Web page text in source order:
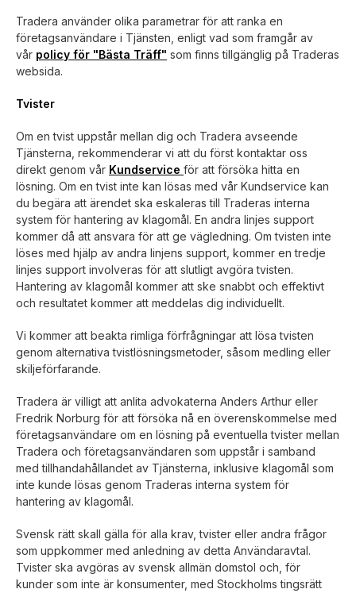
Tradera använder olika parametrar för att ranka en
företagsanvändare i Tjänsten, enligt vad som framgår av
vår policy för "Bästa Träff" som finns tillgänglig på Traderas
websida.
Tvister
Om en tvist uppstår mellan dig och Tradera avseende
Tjänsterna, rekommenderar vi att du först kontaktar oss
direkt genom vår Kundservice för att försöka hitta en
lösning. Om en tvist inte kan lösas med vår Kundservice kan
du begära att ärendet ska eskaleras till Traderas interna
system för hantering av klagomål. En andra linjes support
kommer då att ansvara för att ge vägledning. Om tvisten inte
löses med hjälp av andra linjens support, kommer en tredje
linjes support involveras för att slutligt avgöra tvisten.
Hantering av klagomål kommer att ske snabbt och effektivt
och resultatet kommer att meddelas dig individuellt.
Vi kommer att beakta rimliga förfrågningar att lösa tvisten
genom alternativa tvistlösningsmetoder, såsom medling eller
skiljeförfarande.
Tradera är villigt att anlita advokaterna Anders Arthur eller
Fredrik Norburg för att försöka nå en överenskommelse med
företagsanvändare om en lösning på eventuella tvister mellan
Tradera och företagsanvändaren som uppstår i samband
med tillhandahållandet av Tjänsterna, inklusive klagomål som
inte kunde lösas genom Traderas interna system för
hantering av klagomål.
Svensk rätt skall gälla för alla krav, tvister eller andra frågor
som uppkommer med anledning av detta Användaravtal.
Tvister ska avgöras av svensk allmän domstol och, för
kunder som inte är konsumenter, med Stockholms tingsrätt